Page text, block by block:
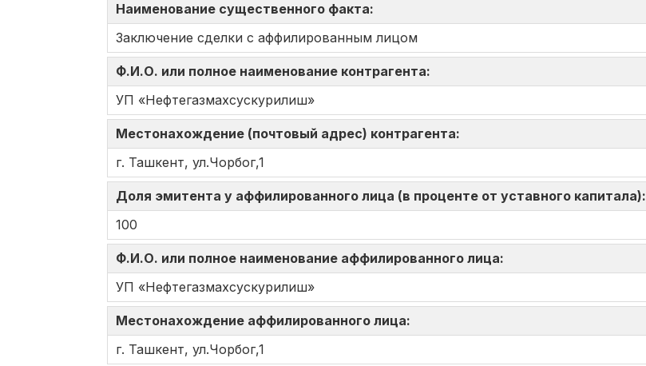
Наименование существенного факта:
Заключение сделки с аффилированным лицом
Ф.И.О. или полное наименование контрагента:
УП «Нефтегазмахсускурилиш»
Местонахождение (почтовый адрес) контрагента:
г. Ташкент, ул.Чорбог,1
Доля эмитента у аффилированного лица (в проценте от уставного капитала):
100
Ф.И.О. или полное наименование аффилированного лица:
УП «Нефтегазмахсускурилиш»
Местонахождение аффилированного лица:
г. Ташкент, ул.Чорбог,1